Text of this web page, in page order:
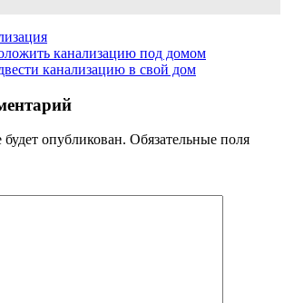
канализацию под домом
канализацию в свой дом
опубликован. Обязательные поля